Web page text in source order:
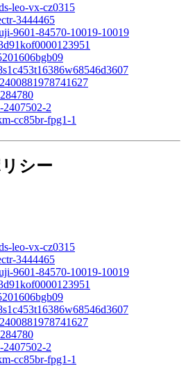
leo-vx-cz0315
3444465
9601-84570-10019-10019
2407502-2
cc85br-fpg1-1
シー
leo-vx-cz0315
3444465
9601-84570-10019-10019
2407502-2
cc85br-fpg1-1